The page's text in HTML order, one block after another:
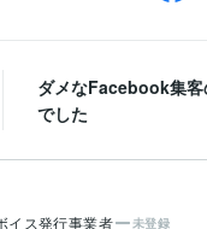
ダメなFacebook集客
でした
イス発行事業者 未登録